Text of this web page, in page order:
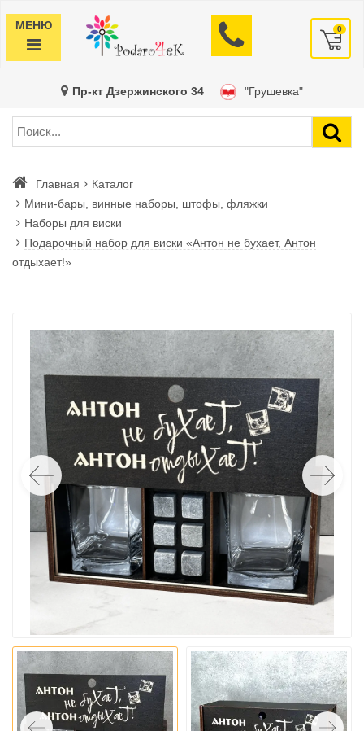
МЕНЮ 0
Пр-кт Дзержинского 34 "Грушевка"
Главная
Каталог
Мини-бары, винные наборы, штофы, фляжки
Наборы для виски
Подарочный набор для виски «Антон не бухает, Антон
отдыхает!»